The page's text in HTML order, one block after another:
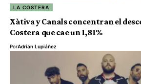
LA COSTERA
Xàtiva y Canals concentran el
Costera que cae un 1,81%
PorAdrián Lupiáñez